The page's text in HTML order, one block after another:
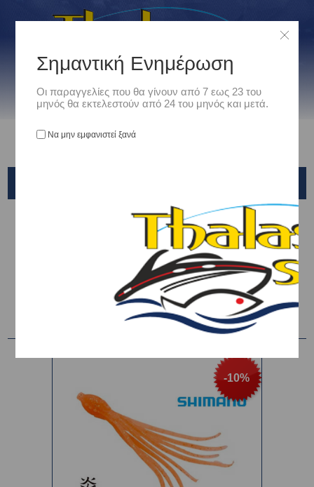
Είδη Αλιείας /
ΤΕΧΝΗΤΑ ΔΟΛΩΜΑΤΑ - ΤΣΑΠΑΡΙ - ΚΑΛΑΜΑΡΙΕΡΕΣ /
ΤΕΧΝΗΤΑ ΔΟΛΩΜΑΤΑ ΣΙΛΙΚΟΝΗΣ / SHIMANO
Ταξινόμηση ανά
-10%
Σημαντική Ενημέρωση
Οι παραγγελίες που θα γίνουν από 7 εως 23 του
μηνός θα εκτελεστούν από 24 του μηνός και μετά.
Να μην εμφανιστεί ξανά